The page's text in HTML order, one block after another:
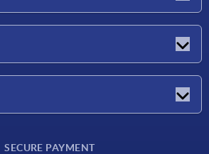
SECURE PAYMENT